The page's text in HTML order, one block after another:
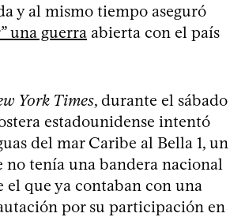
y al mismo tiempo aseguró
una guerra abierta con el país
York Times, durante el sábado
estadounidense intentó
del mar Caribe al Bella 1, un
no tenía una bandera nacional
el que ya contaban con una
por su participación en